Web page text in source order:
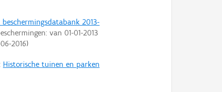
beschermingsdatabank 2013-
van 01-01-2013
2016)
Historische tuinen en parken